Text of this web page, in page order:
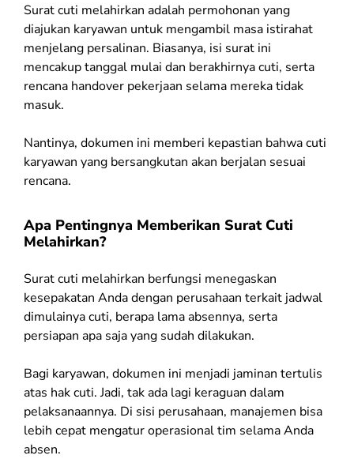
Surat cuti melahirkan adalah permohonan yang
diajukan karyawan untuk mengambil masa istirahat
menjelang persalinan. Biasanya, isi surat ini
mencakup tanggal mulai dan berakhirnya cuti, serta
rencana handover pekerjaan selama mereka tidak
masuk.
Nantinya, dokumen ini memberi kepastian bahwa cuti
karyawan yang bersangkutan akan berjalan sesuai
rencana.
Apa Pentingnya Memberikan Surat Cuti
Melahirkan?
Surat cuti melahirkan berfungsi menegaskan
kesepakatan Anda dengan perusahaan terkait jadwal
dimulainya cuti, berapa lama absennya, serta
persiapan apa saja yang sudah dilakukan.
Bagi karyawan, dokumen ini menjadi jaminan tertulis
atas hak cuti. Jadi, tak ada lagi keraguan dalam
pelaksanaannya. Di sisi perusahaan, manajemen bisa
lebih cepat mengatur operasional tim selama Anda
absen.